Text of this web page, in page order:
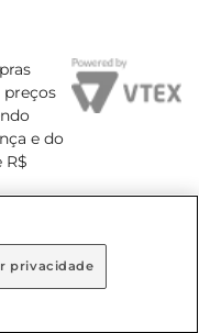
preços
e do
R$
privacidade